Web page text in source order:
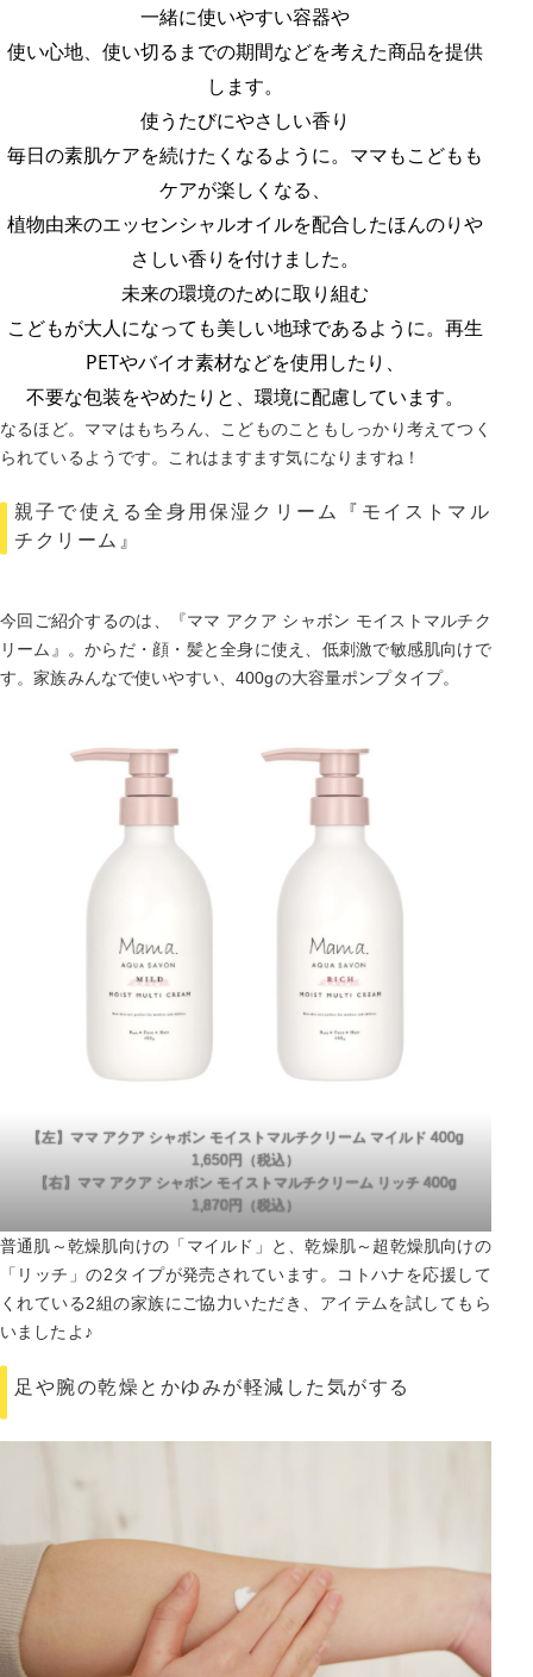
一緒に使いやすい容器や
使い心地、使い切るまでの期間などを考えた商品を提供
します。
使うたびにやさしい香り
毎日の素肌ケアを続けたくなるように。ママもこどもも
ケアが楽しくなる、
植物由来のエッセンシャルオイルを配合したほんのりや
さしい香りを付けました。
未来の環境のために取り組む
こどもが大人になっても美しい地球であるように。再生
PETやバイオ素材などを使用したり、
不要な包装をやめたりと、環境に配慮しています。
なるほど。ママはもちろん、こどものこともしっかり考えてつく
られているようです。これはますます気になりますね！
親子で使える全身用保湿クリーム『モイストマル
チクリーム』
今回ご紹介するのは、『ママ アクア シャボン モイストマルチク
リーム』。からだ・顔・髪と全身に使え、低刺激で敏感肌向けで
す。家族みんなで使いやすい、400gの大容量ポンプタイプ。
【左】ママ アクア シャボン モイストマルチクリーム マイルド 400g
1,650円（税込）
【右】ママ アクア シャボン モイストマルチクリーム リッチ 400g
1,870円（税込）
普通肌～乾燥肌向けの「マイルド」と、乾燥肌～超乾燥肌向けの
「リッチ」の2タイプが発売されています。コトハナを応援して
くれている2組の家族にご協力いただき、アイテムを試してもら
いましたよ♪
足や腕の乾燥とかゆみが軽減した気がする